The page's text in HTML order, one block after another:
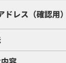
ドレス（確認用）